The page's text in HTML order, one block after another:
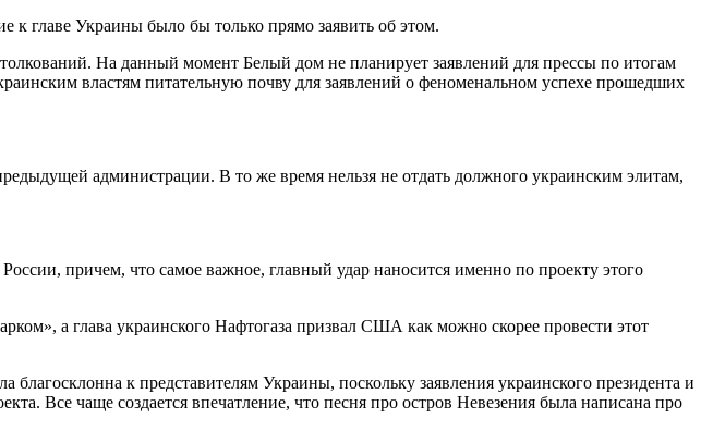
к главе Украины было бы только прямо заявить об этом.
На данный момент Белый дом не планирует заявлений для прессы по итогам
властям питательную почву для заявлений о феноменальном успехе прошедших
администрации. В то же время нельзя не отдать должного украинским элитам,
причем, что самое важное, главный удар наносится именно по проекту этого
а глава украинского Нафтогаза призвал США как можно скорее провести этот
к представителям Украины, поскольку заявления украинского президента и
Все чаще создается впечатление, что песня про остров Невезения была написана про